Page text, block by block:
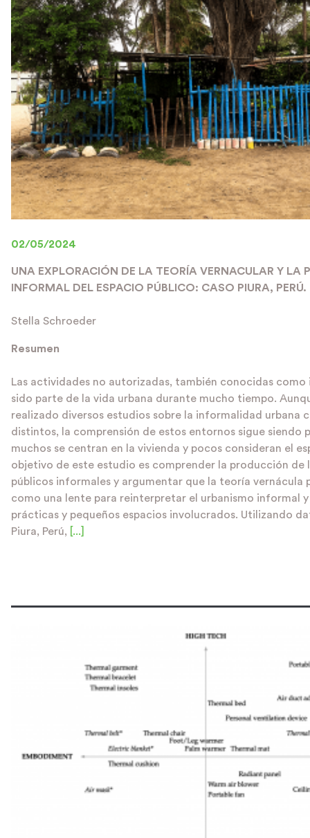
02/05/2024
UNA EXPLORACIÓN DE LA TEORÍA VERNACULAR Y LA
INFORMAL DEL ESPACIO PÚBLICO: CASO PIURA, PERÚ.
Stella Schroeder
Resumen
Las actividades no autorizadas, también conocidas como
sido parte de la vida urbana durante mucho tiempo.
realizado diversos estudios sobre la informalidad urbana
distintos, la comprensión de estos entornos sigue siendo
muchos se centran en la vivienda y pocos consideran el
objetivo de este estudio es comprender la producción de
públicos informales y argumentar que la teoría vernácula
como una lente para reinterpretar el urbanismo informal y
prácticas y pequeños espacios involucrados. Utilizando
Piura, Perú,
[...]